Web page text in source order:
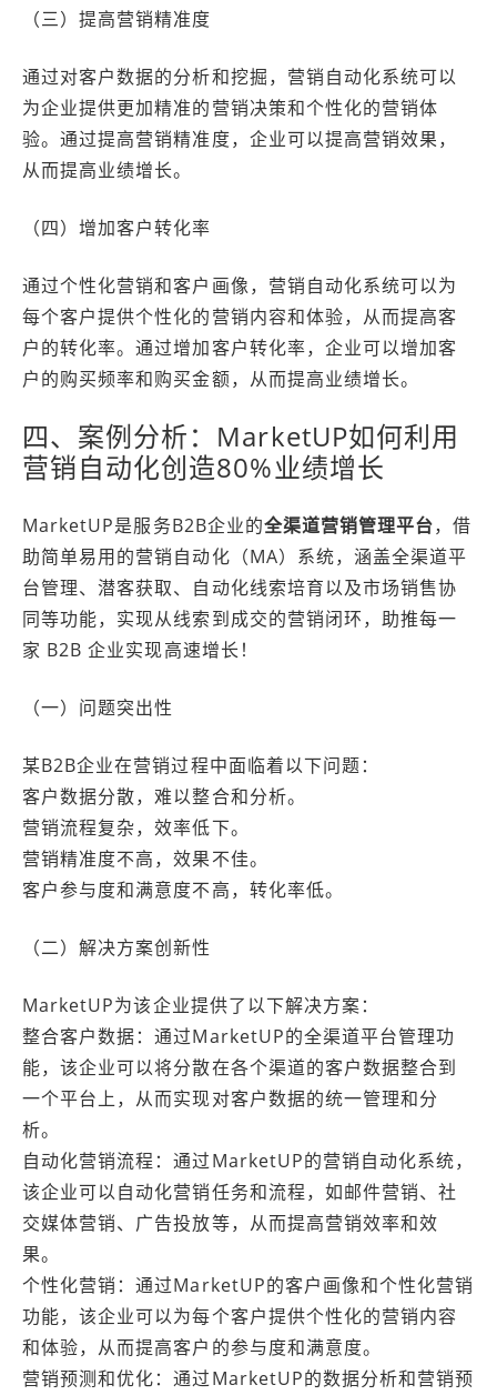
（三）提高营销精准度
通过对客户数据的分析和挖掘，营销自动化系统可以
为企业提供更加精准的营销决策和个性化的营销体
验。通过提高营销精准度，企业可以提高营销效果，
从而提高业绩增长。
（四）增加客户转化率
通过个性化营销和客户画像，营销自动化系统可以为
每个客户提供个性化的营销内容和体验，从而提高客
户的转化率。通过增加客户转化率，企业可以增加客
户的购买频率和购买金额，从而提高业绩增长。
四、案例分析：MarketUP如何利用
营销自动化创造80%业绩增长
MarketUP是服务B2B企业的全渠道营销管理平台，借
助简单易用的营销自动化（MA）系统，涵盖全渠道平
台管理、潜客获取、自动化线索培育以及市场销售协
同等功能，实现从线索到成交的营销闭环，助推每一
家 B2B 企业实现高速增长！
（一）问题突出性
某B2B企业在营销过程中面临着以下问题：
客户数据分散，难以整合和分析。
营销流程复杂，效率低下。
营销精准度不高，效果不佳。
客户参与度和满意度不高，转化率低。
（二）解决方案创新性
MarketUP为该企业提供了以下解决方案：
整合客户数据：通过MarketUP的全渠道平台管理功
能，该企业可以将分散在各个渠道的客户数据整合到
一个平台上，从而实现对客户数据的统一管理和分
析。
自动化营销流程：通过MarketUP的营销自动化系统，
该企业可以自动化营销任务和流程，如邮件营销、社
交媒体营销、广告投放等，从而提高营销效率和效
果。
个性化营销：通过MarketUP的客户画像和个性化营销
功能，该企业可以为每个客户提供个性化的营销内容
和体验，从而提高客户的参与度和满意度。
营销预测和优化：通过MarketUP的数据分析和营销预